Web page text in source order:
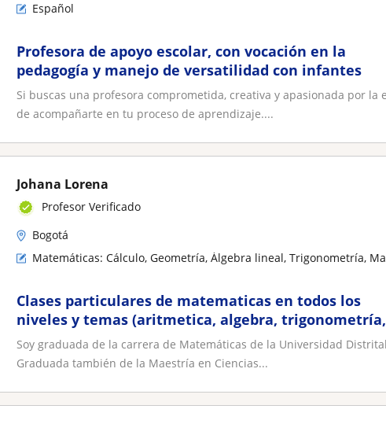
Español
Profesora de apoyo escolar, con vocación en la
pedagogía y manejo de versatilidad con infantes
Si buscas una profesora comprometida, creativa y apasionada por la
de acompañarte en tu proceso de aprendizaje....
Johana Lorena
Profesor Verificado
Bogotá
Matemáticas: Cálculo, Geometría, Álgebra lineal, Trigonometría,
Clases particulares de matematicas en todos los
niveles y temas (aritmetica, algebra, trigonometría,
cálculo, estadística, probabilidad, logica, etc)
Soy graduada de la carrera de Matemáticas de la Universidad
Graduada también de la Maestría en Ciencias...